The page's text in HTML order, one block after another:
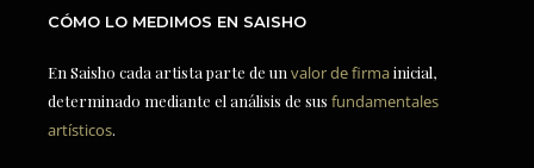
CÓMO LO MEDIMOS EN SAISHO
En Saisho cada artista parte de un valor de firmainicial,
determinado mediante el análisis de sus fundamentales
artísticos.